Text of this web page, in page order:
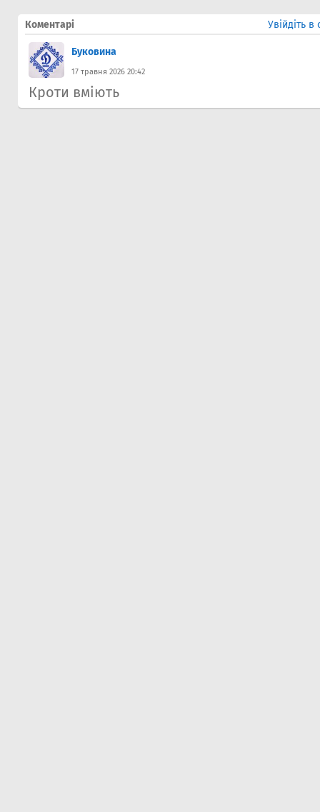
Коментарі Увійдіть в
Буковина
17 травня 2026 20:42
Кроти вміють